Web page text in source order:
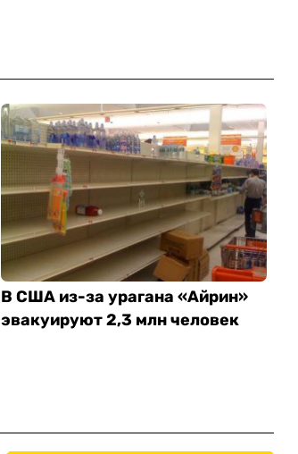
В США из-за урагана «Айрин»
эвакуируют 2,3 млн человек